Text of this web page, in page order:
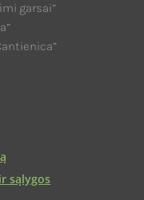
garsai”
sąlygos